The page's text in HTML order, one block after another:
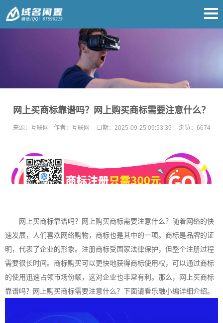
网上买商标靠谱吗？网上购买商标需要注意什么？
来源： 互联网 作者： 互联网 日期： 2025-09-25 09:53:39 浏览： 6674
网上买商标靠谱吗？网上购买商标需要注意什么？随着网络的快
速发展，人们喜欢网络购物，商标也是其中的一项。商标是品牌的证
明，代表了企业的形象。注册商标受国家法律保护，但整个注册过程
需要很长时间。商标购买可以更快地获得商标使用权，可以通过商标
的使用迅速占领市场份额，这对企业也非常有利。那么，网上买商标
靠谱吗？网上购买商标需要注意什么？下面请看乐融小编详细介绍。